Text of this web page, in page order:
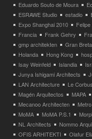
Eduardo Souto de Moura
ESRAWE Studio
estadio
Expo Shanghai 2010
Francia
Frank Gehry
gmp architekten
Gran
Holanda
Hong Kong
Isay Weinfeld
Islandia
Junya Ishigami Architects
LAN Architecture
Le
Magén Arquitectos
MAPA
Mecanoo Architecten
MoMA
MoMA P.S.1
NL Architects
Nommo
OFIS ARHITEKTI
Olafur